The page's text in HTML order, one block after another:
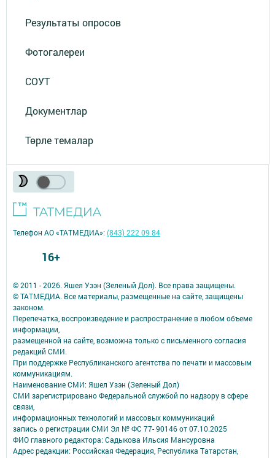
Результаты опросов
Фотогалереи
СОУТ
Документлар
Төрле темалар
© 2011 - 2026. Яшел Узэн (Зеленый Дол). Все права защищены.
© ТАТМЕДИА. Все материалы, размещенные на сайте, защищены
законом.
Перепечатка, воспроизведение и распространение в любом объеме
информации,
размещенной на сайте, возможна только с письменного согласия
редакций СМИ.
При поддержке Республиканского агентства по печати и массовым
коммуникациям.
Наименование СМИ: Яшел Узэн (Зеленый Дол)
СМИ зарегистрировано Федеральной службой по надзору в сфере
связи,
информационных технологий и массовых коммуникаций
запись о регистрации СМИ Эл № ФС 77- 90146 от 07.10.2025
ФИО главного редактора: Садыкова Ильсия Мансуровна
Адрес редакции: Российская Федерация, Республика Татарстан,
Телефон АО «ТАТМЕДИА»:(843) 222 09 84
16+